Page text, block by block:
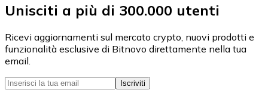
Unisciti a più di 300.000 utenti
Ricevi aggiornamenti sul mercato crypto, nuovi prodotti e
funzionalità esclusive di Bitnovo direttamente nella tua
email.
Iscriviti